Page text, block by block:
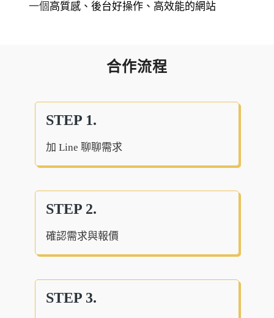
一個 高質感、後台好操作、高效能的網站
合作流程
STEP 1.
加 Line 聊聊需求
STEP 2.
確認需求與報價
STEP 3.